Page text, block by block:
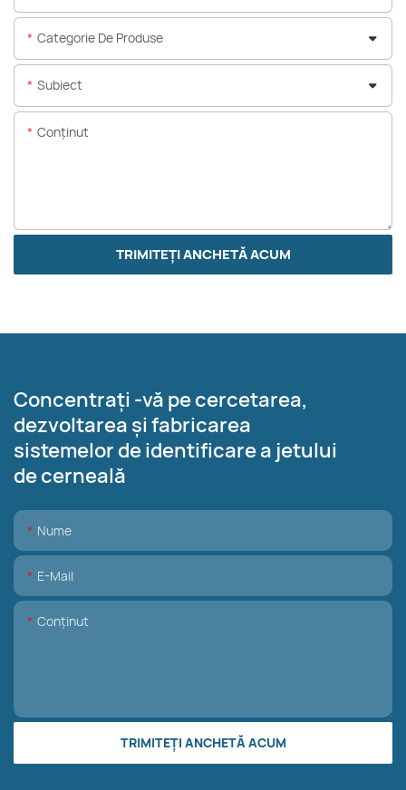
Categorie De Produse
Subiect
Conţinut
TRIMITEȚI ANCHETĂ ACUM
Concentrați -vă pe cercetarea,
dezvoltarea și fabricarea
sistemelor de identificare a jetului
de cerneală
Nume
E-Mail
Conţinut
TRIMITEȚI ANCHETĂ ACUM